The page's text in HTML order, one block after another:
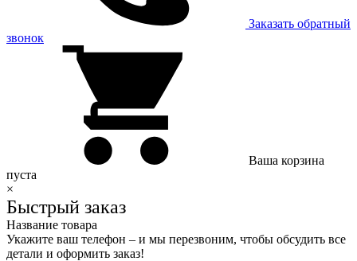
Заказать обратный
звонок
Ваша корзина
пуста
×
Быстрый заказ
Название товара
Укажите ваш телефон – и мы перезвоним, чтобы обсудить все
детали и оформить заказ!